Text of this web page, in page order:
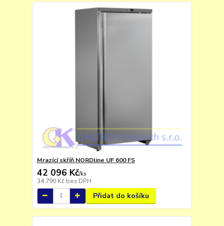
Mrazící skříň NORDline UF 600 FS
42 096 Kč/ks
34 790 Kč bez DPH
Přidat do košíku